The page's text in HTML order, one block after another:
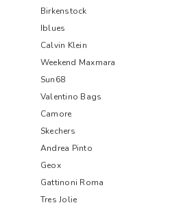
Birkenstock
Iblues
Calvin Klein
Weekend Maxmara
Sun68
Valentino Bags
Camore
Skechers
Andrea Pinto
Geox
Gattinoni Roma
Tres Jolie